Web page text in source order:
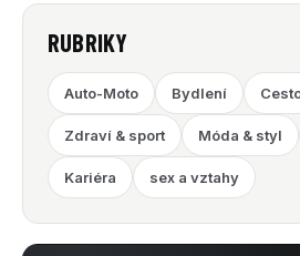
RUBRIKY
Auto-Moto Bydlení
Zdraví & sport Móda & styl
Kariéra sex a vztahy